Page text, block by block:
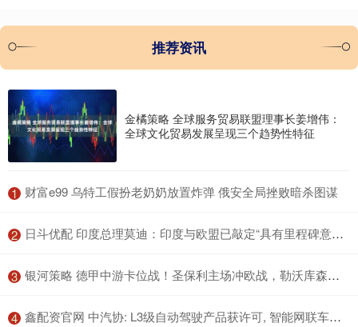
推荐资讯
金橘策略 全球服务贸易联盟理事长姜增伟：
全球文化贸易发展呈现三个趋势性特征
1 ​财富e99 乌特工假扮老奶奶放置炸弹 俄安全局挫败暗杀图谋
2 ​日斗优配 印度总理莫迪：印度与欧盟已敲定“具有里程碑意义”的自由贸易协定
3 ​银河策略 德甲中游卡位战！圣保利主场冲欧战，勒沃库森客场争上游
4 ​鑫配资官网 中汽协: L3级自动驾驶产品获许可, 智能网联车迈入量产应用新阶段